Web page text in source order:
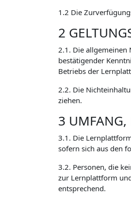
1.2 Die
2
2.1. Die allgemeinen
bestätigender
Betriebs der
2.2. Die
ziehen.
3 UMFANG,
3.1. Die
sofern sich aus den
3.2. Personen, die
zur Lernplattform
entsprechend.